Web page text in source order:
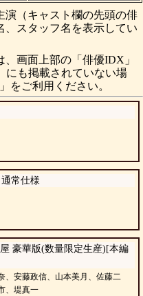
（キャスト欄の先頭の俳
、スタッフ名を表示してい
画面上部の「俳優IDX」
にも掲載されていない場
をご利用ください。
常仕様
豪華版(数量限定生産)[本編
、安藤政信、山本美月、佐藤二
、堤真一